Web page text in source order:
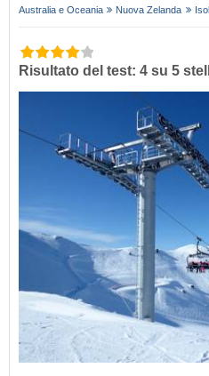
Australia e Oceania Nuova Zelanda
Risultato del test: 4 su 5